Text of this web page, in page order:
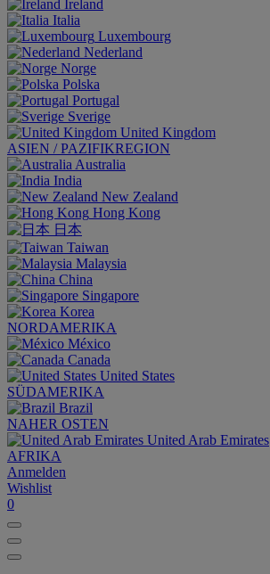
Ireland
Italia
Luxembourg
Nederland
Norge
Polska
Portugal
Sverige
United Kingdom
ASIEN / PAZIFIKREGION
Australia
India
New Zealand
Hong Kong
日本
Taiwan
Malaysia
China
Singapore
Korea
NORDAMERIKA
México
Canada
United States
SÜDAMERIKA
Brazil
NAHER OSTEN
United Arab Emirates
AFRIKA
Anmelden
Wishlist
0